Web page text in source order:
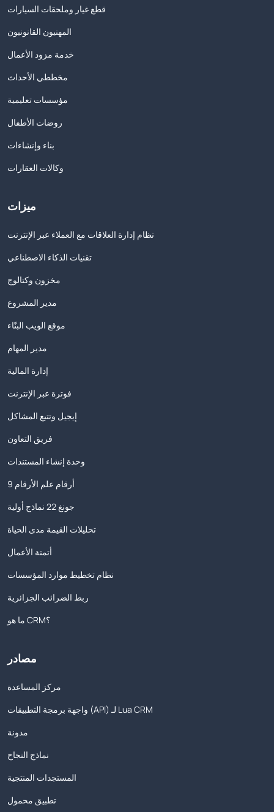
قطع غيار وملحقات السيارات
المهنيون القانونيون
خدمة مزود الأعمال
مخططي الأحداث
مؤسسات تعليمية
روضات الأطفال
بناء وإنشاءات
وكالات العقارات
ميزات
نظام إدارة العلاقات مع العملاء عبر الإنترنت
تقنيات الذكاء الاصطناعي
مخزون وكتالوج
مدير المشروع
موقع الويب البنّاء
مدير المهام
إدارة المالية
فوترة عبر الإنترنت
إيجيل وتتبع المشاكل
فريق التعاون
وحدة إنشاء المستندات
9 أرقام علم الأرقام
جونغ 22 نماذج أولية
تحليلات القيمة مدى الحياة
أتمتة الأعمال
نظام تخطيط موارد المؤسسات
ربط الضرائب الجزائرية
ما هو CRM؟
مصادر
مركز المساعدة
واجهة برمجة التطبيقات (API) لـ Lua CRM
مدونة
نماذج النجاح
المستجدات المنتجية
تطبيق محمول